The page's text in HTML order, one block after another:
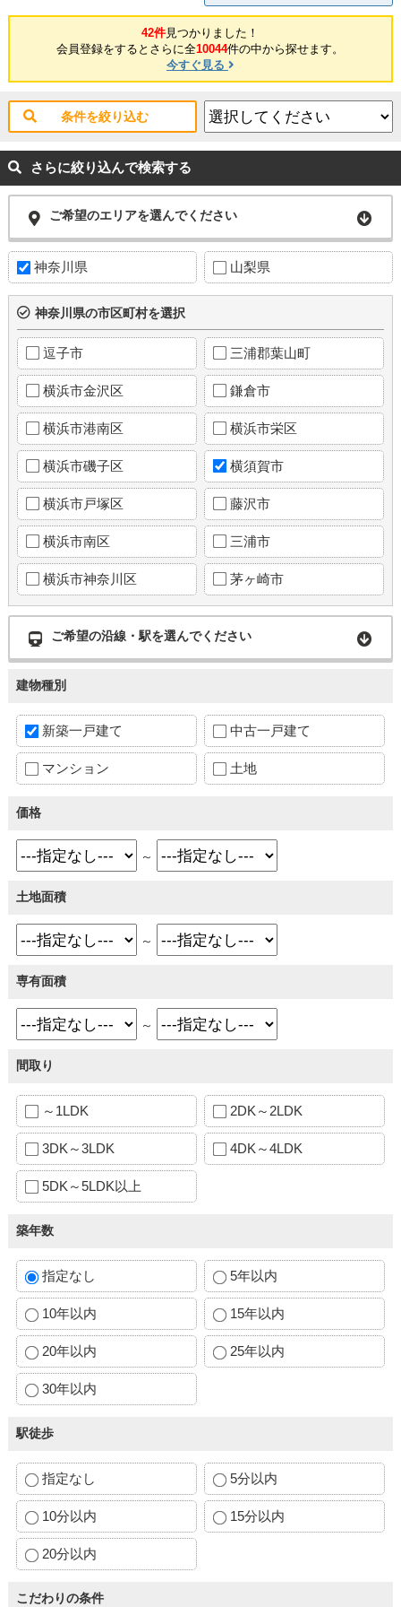
42件見つかりました！
会員登録をするとさらに全10044件の中から探せます。
今すぐ見る
条件を絞り込む
さらに絞り込んで検索する
ご希望のエリアを選んでください
神奈川県 山梨県
神奈川県の市区町村を選択
逗子市 三浦郡葉山町
横浜市金沢区 鎌倉市
横浜市港南区 横浜市栄区
横浜市磯子区 横須賀市
横浜市戸塚区 藤沢市
横浜市南区 三浦市
横浜市神奈川区 茅ヶ崎市
ご希望の沿線・駅を選んでください
建物種別
新築一戸建て 中古一戸建て
マンション 土地
価格
～
土地面積
～
専有面積
～
間取り
～1LDK 2DK～2LDK
3DK～3LDK 4DK～4LDK
5DK～5LDK以上
築年数
指定なし 5年以内
10年以内 15年以内
20年以内 25年以内
30年以内
駅徒歩
指定なし 5分以内
10分以内 15分以内
20分以内
こだわりの条件